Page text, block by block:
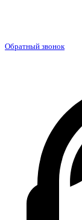
Обратный звонок